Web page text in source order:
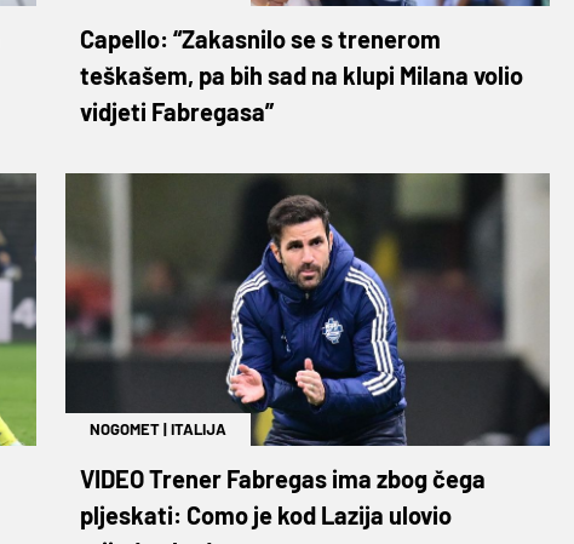
Capello: “Zakasnilo se s trenerom
teškašem, pa bih sad na klupi Milana volio
vidjeti Fabregasa”
NOGOMET|ITALIJA
VIDEO Trener Fabregas ima zbog čega
pljeskati: Como je kod Lazija ulovio